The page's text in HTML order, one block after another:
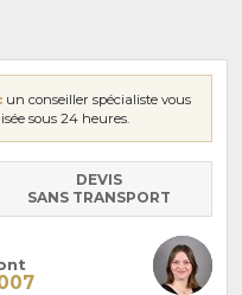
un conseiller spécialiste vous
sous 24 heures.
DEVIS
SANS TRANSPORT